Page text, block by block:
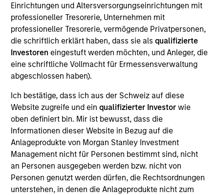
Einrichtungen und Altersversorgungseinrichtungen mit
professioneller Tresorerie, Unternehmen mit
professioneller Tresorerie, vermögende Privatpersonen,
die schriftlich erklärt haben, dass sie alsqualifizierte
Investoren eingestuft werden möchten, und Anleger, die
eine schriftliche Vollmacht für Ermessensverwaltung
abgeschlossen haben).
Ich bestätige, dass ich aus der Schweiz auf diese
Website zugreife und ein qualifizierter Investor wie
oben definiert bin. Mir ist bewusst, dass die
Informationen dieser Website in Bezug auf die
Anlageprodukte von Morgan Stanley Investment
Management nicht für Personen bestimmt sind, nicht
an Personen ausgegeben werden bzw. nicht von
Personen genutzt werden dürfen, die Rechtsordnungen
unterstehen, in denen die Anlageprodukte nicht zum
Transaction Type
Buyout
Realization Date
Sep 2018
Breitenfeld manufactures high-specification
specialty steel for forging-related products. Located
in Austria, key industries for its products include
power generation, oil and gas, mechanical
engineering, transportation and tool steel.
View Site
Investment Team
Morgan Stanley Capital Partners